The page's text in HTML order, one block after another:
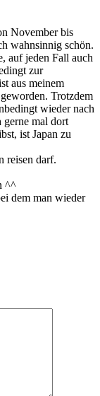
November bis
wahnsinnig schön.
auf jeden Fall auch
zur
aus meinem
Trotzdem
wieder nach
mal dort
ist Japan zu
reisen darf.
^^
dem man wieder